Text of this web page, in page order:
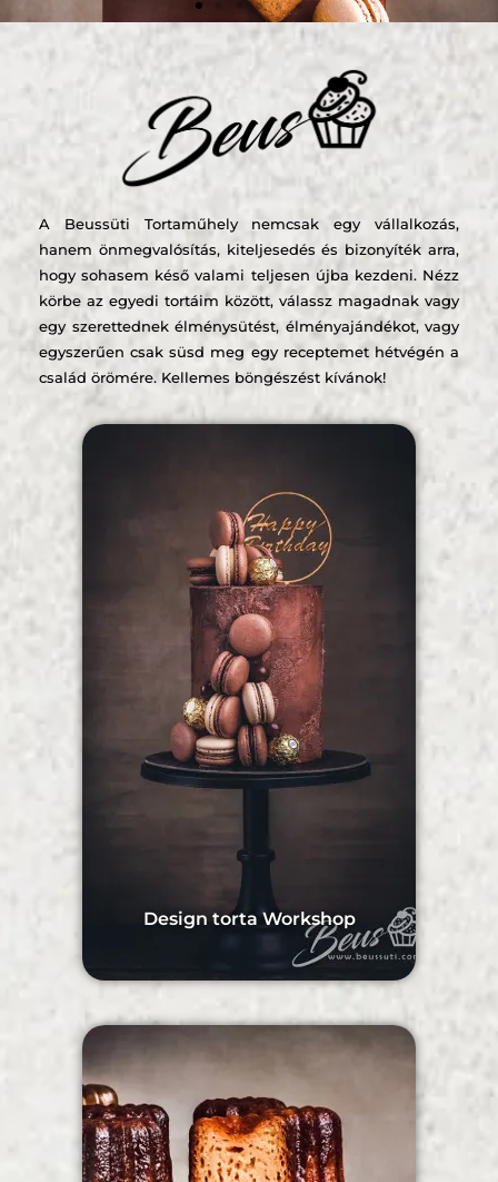
Design torta
workshop
Két nap intenzív tanulás az
alapoktól a burkolási technikákon
át egészen a dekorációs elemekig
Érdekel
A Beussüti Tortaműhely nemcsak egy vállalkozás,
hanem önmegvalósítás, kiteljesedés és bizonyíték arra,
hogy sohasem késő valami teljesen újba kezdeni. Nézz
körbe az egyedi tortáim között, válassz magadnak vagy
egy szerettednek élménysütést, élményajándékot, vagy
egyszerűen csak süsd meg egy receptemet hétvégén a
család örömére. Kellemes böngészést kívánok!
Design torta Workshop